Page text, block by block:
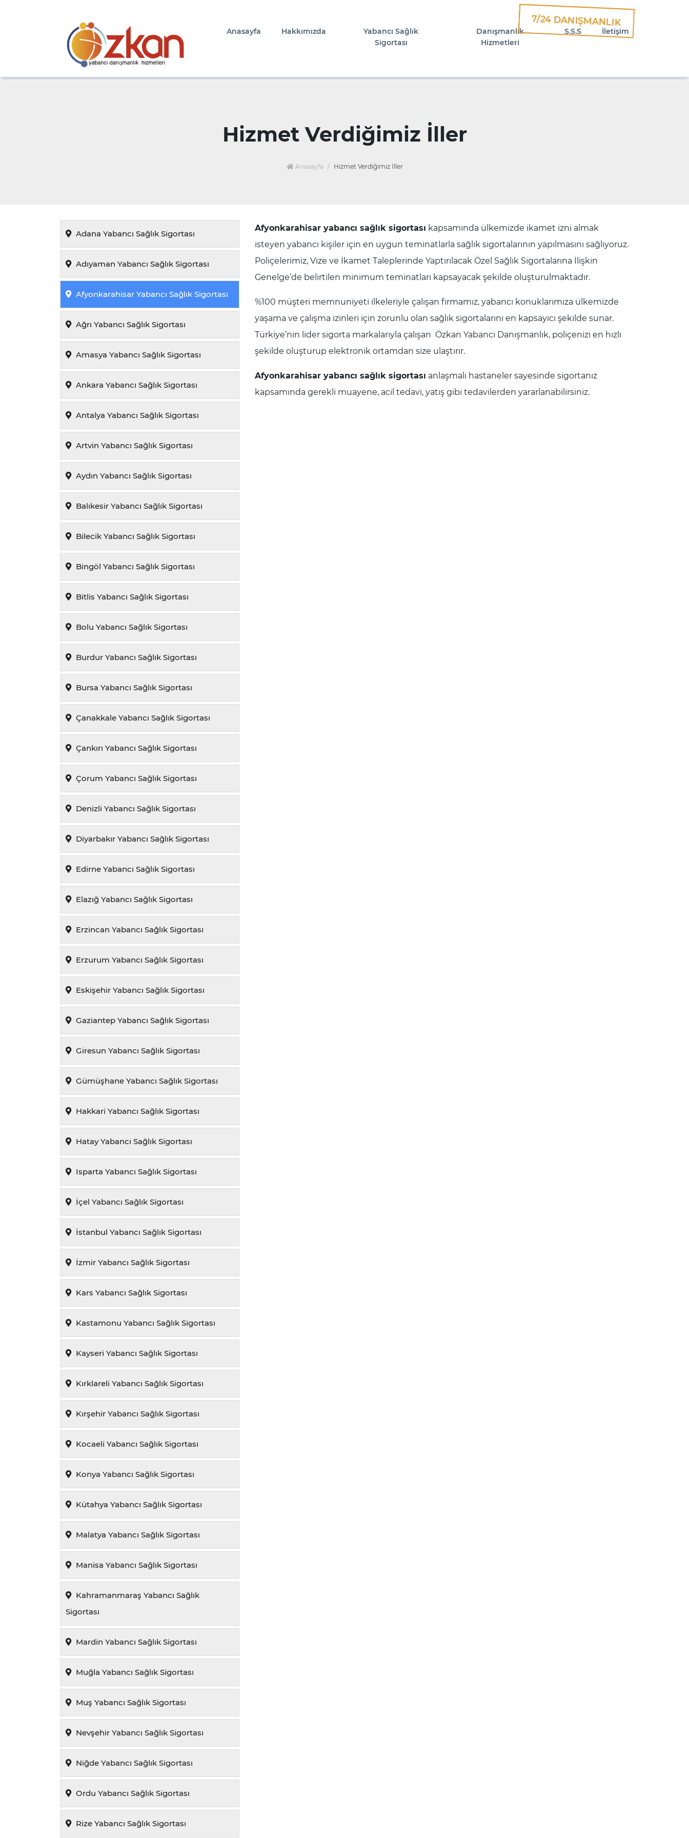
Anasayfa Hakkımızda
Yabancı Sağlık
Sigortası
Danışmanlık
Hizmetleri
S.S.S İletişim
7/24 DANIŞMANLIK
Hizmet Verdiğimiz İller
Anasayfa Hizmet Verdiğimiz İller
Adana Yabancı Sağlık Sigortası
Adıyaman Yabancı Sağlık Sigortası
Afyonkarahisar Yabancı Sağlık Sigortası
Ağrı Yabancı Sağlık Sigortası
Amasya Yabancı Sağlık Sigortası
Ankara Yabancı Sağlık Sigortası
Antalya Yabancı Sağlık Sigortası
Artvin Yabancı Sağlık Sigortası
Aydın Yabancı Sağlık Sigortası
Balıkesir Yabancı Sağlık Sigortası
Bilecik Yabancı Sağlık Sigortası
Bingöl Yabancı Sağlık Sigortası
Bitlis Yabancı Sağlık Sigortası
Bolu Yabancı Sağlık Sigortası
Burdur Yabancı Sağlık Sigortası
Bursa Yabancı Sağlık Sigortası
Çanakkale Yabancı Sağlık Sigortası
Çankırı Yabancı Sağlık Sigortası
Çorum Yabancı Sağlık Sigortası
Denizli Yabancı Sağlık Sigortası
Diyarbakır Yabancı Sağlık Sigortası
Edirne Yabancı Sağlık Sigortası
Elazığ Yabancı Sağlık Sigortası
Erzincan Yabancı Sağlık Sigortası
Erzurum Yabancı Sağlık Sigortası
Eskişehir Yabancı Sağlık Sigortası
Gaziantep Yabancı Sağlık Sigortası
Giresun Yabancı Sağlık Sigortası
Gümüşhane Yabancı Sağlık Sigortası
Hakkari Yabancı Sağlık Sigortası
Hatay Yabancı Sağlık Sigortası
Isparta Yabancı Sağlık Sigortası
İçel Yabancı Sağlık Sigortası
İstanbul Yabancı Sağlık Sigortası
İzmir Yabancı Sağlık Sigortası
Kars Yabancı Sağlık Sigortası
Kastamonu Yabancı Sağlık Sigortası
Kayseri Yabancı Sağlık Sigortası
Kırklareli Yabancı Sağlık Sigortası
Kırşehir Yabancı Sağlık Sigortası
Kocaeli Yabancı Sağlık Sigortası
Konya Yabancı Sağlık Sigortası
Kütahya Yabancı Sağlık Sigortası
Malatya Yabancı Sağlık Sigortası
Manisa Yabancı Sağlık Sigortası
Kahramanmaraş Yabancı Sağlık
Sigortası
Mardin Yabancı Sağlık Sigortası
Muğla Yabancı Sağlık Sigortası
Muş Yabancı Sağlık Sigortası
Nevşehir Yabancı Sağlık Sigortası
Niğde Yabancı Sağlık Sigortası
Ordu Yabancı Sağlık Sigortası
Rize Yabancı Sağlık Sigortası
Afyonkarahisar yabancı sağlık sigortası kapsamında ülkemizde ikamet izni almak
isteyen yabancı kişiler için en uygun teminatlarla sağlık sigortalarının yapılmasını sağlıyoruz.
Poliçelerimiz, Vize ve İkamet Taleplerinde Yaptırılacak Özel Sağlık Sigortalarına İlişkin
Genelge’de belirtilen minimum teminatları kapsayacak şekilde oluşturulmaktadır.
%100 müşteri memnuniyeti ilkeleriyle çalışan firmamız, yabancı konuklarımıza ülkemizde
yaşama ve çalışma izinleri için zorunlu olan sağlık sigortalarını en kapsayıcı şekilde sunar.
Türkiye’nin lider sigorta markalarıyla çalışan Özkan Yabancı Danışmanlık, poliçenizi en hızlı
şekilde oluşturup elektronik ortamdan size ulaştırır.
Afyonkarahisar yabancı sağlık sigortası anlaşmalı hastaneler sayesinde sigortanız
kapsamında gerekli muayene, acil tedavi, yatış gibi tedavilerden yararlanabilirsiniz.